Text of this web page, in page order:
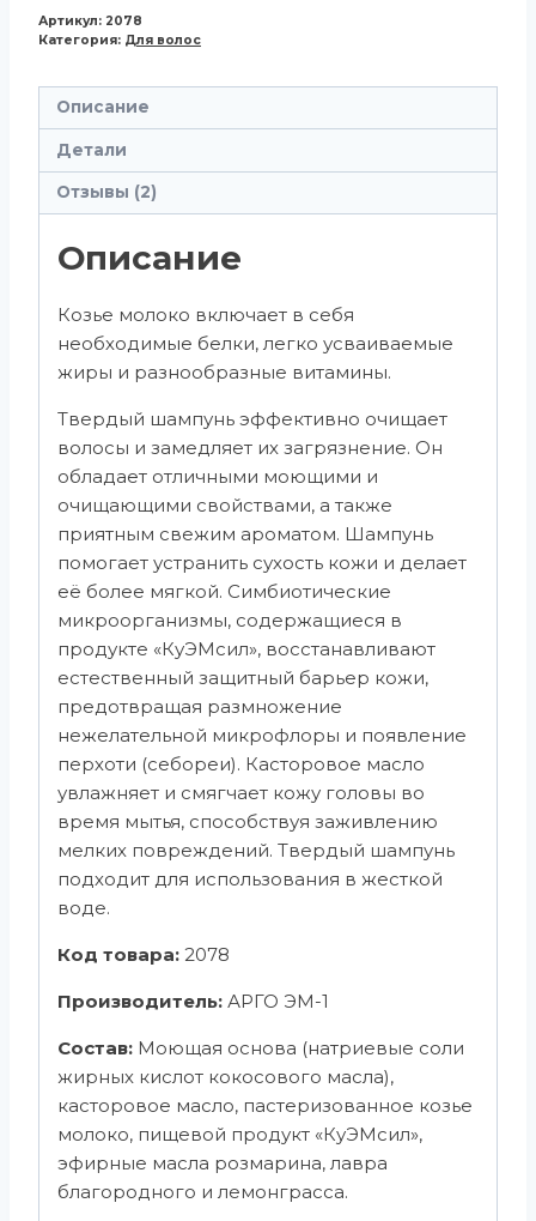
Артикул: 2078
Категория: Для волос
Описание
Детали
Отзывы (2)
Описание
Козье молоко включает в себя
необходимые белки, легко усваиваемые
жиры и разнообразные витамины.
Твердый шампунь эффективно очищает
волосы и замедляет их загрязнение. Он
обладает отличными моющими и
очищающими свойствами, а также
приятным свежим ароматом. Шампунь
помогает устранить сухость кожи и делает
её более мягкой. Симбиотические
микроорганизмы, содержащиеся в
продукте «КуЭМсил», восстанавливают
естественный защитный барьер кожи,
предотвращая размножение
нежелательной микрофлоры и появление
перхоти (себореи). Касторовое масло
увлажняет и смягчает кожу головы во
время мытья, способствуя заживлению
мелких повреждений. Твердый шампунь
подходит для использования в жесткой
воде.
Код товара: 2078
Производитель: АРГО ЭМ-1
Состав: Моющая основа (натриевые соли
жирных кислот кокосового масла),
касторовое масло, пастеризованное козье
молоко, пищевой продукт «КуЭМсил»,
эфирные масла розмарина, лавра
благородного и лемонграсса.